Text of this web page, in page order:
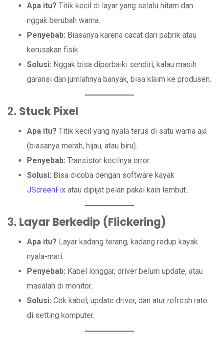
Apa itu? Titik kecil di layar yang selalu hitam dan
nggak berubah warna.
Penyebab: Biasanya karena cacat dari pabrik atau
kerusakan fisik.
Solusi: Nggak bisa diperbaiki sendiri, kalau masih
garansi dan jumlahnya banyak, bisa klaim ke produsen.
2. Stuck Pixel
Apa itu? Titik kecil yang nyala terus di satu warna aja
(biasanya merah, hijau, atau biru).
Penyebab: Transistor kecilnya error.
Solusi: Bisa dicoba dengan software kayak
JScreenFix atau dipijat pelan pakai kain lembut.
3. Layar Berkedip (Flickering)
Apa itu? Layar kadang terang, kadang redup kayak
nyala-mati.
Penyebab: Kabel longgar, driver belum update, atau
masalah di monitor.
Solusi: Cek kabel, update driver, dan atur refresh rate
di setting komputer.